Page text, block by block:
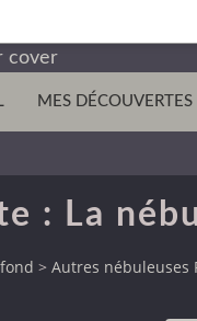
MES DÉCOUVERTES
: La
> Autres nébuleuses